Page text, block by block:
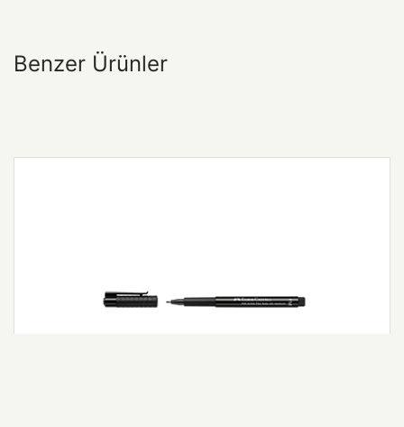
Benzer Ürünler